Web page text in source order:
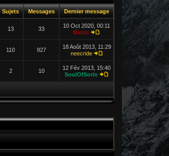
Sujets Messages Dernier message
13 33
10 Oct 2020, 00:11
Bioris
110 927
18 Août 2013, 11:29
neecride
2 10
12 Fév 2013, 15:40
SoulOfSorin